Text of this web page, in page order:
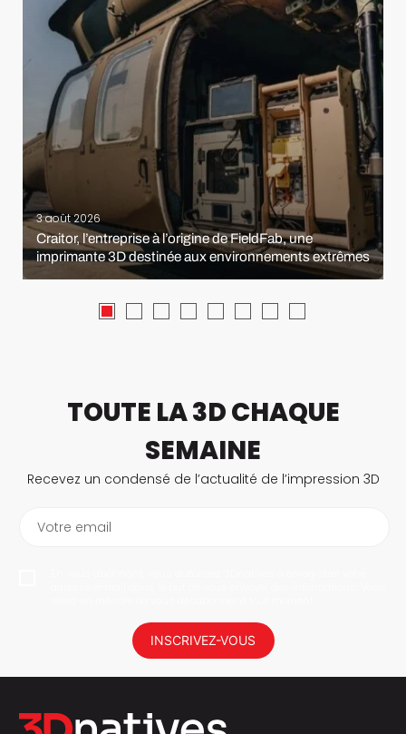
3 août 2026
Craitor, l’entreprise à l’origine de FieldFab, une
imprimante 3D destinée aux environnements extrêmes
TOUTE LA 3D CHAQUE
SEMAINE
Recevez un condensé de l’actualité de l’impression 3D
Votre email
INSCRIVEZ-VOUS